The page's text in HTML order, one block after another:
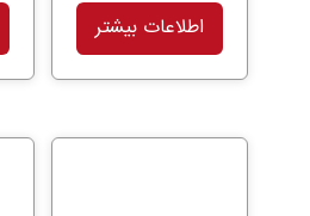
اطلاعات بیشتر